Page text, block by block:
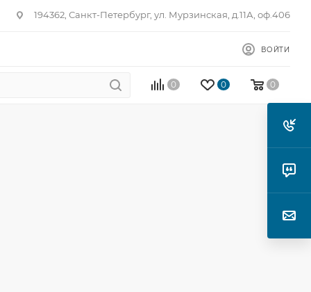
194362, Санкт-Петербург, ул. Мурзинская, д.11А, оф.406
ВОЙТИ
0 0 0